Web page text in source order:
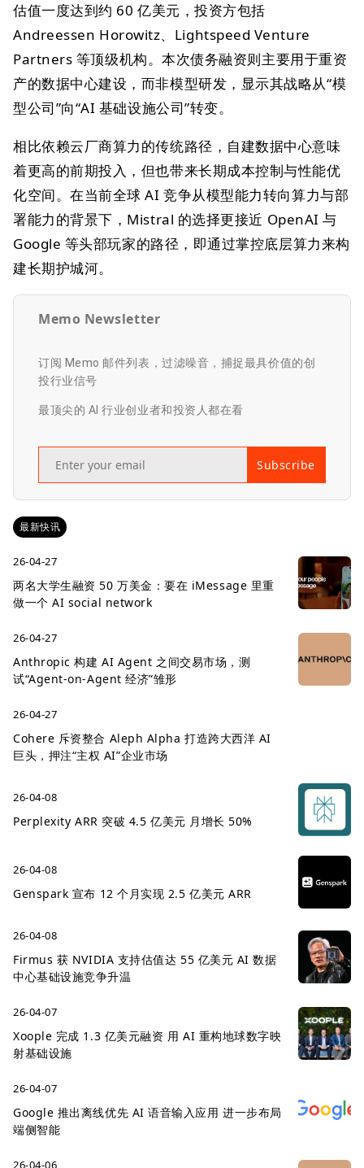
估值一度达到约 60 亿美元，投资方包括
Andreessen Horowitz、Lightspeed Venture
Partners 等顶级机构。本次债务融资则主要用于重资
产的数据中心建设，而非模型研发，显示其战略从“模
型公司”向“AI 基础设施公司”转变。
相比依赖云厂商算力的传统路径，自建数据中心意味
着更高的前期投入，但也带来长期成本控制与性能优
化空间。在当前全球 AI 竞争从模型能力转向算力与部
署能力的背景下，Mistral 的选择更接近 OpenAI 与
Google 等头部玩家的路径，即通过掌控底层算力来构
建长期护城河。
Memo Newsletter
订阅 Memo 邮件列表，过滤噪音，捕捉最具价值的创
投行业信号
最顶尖的 AI 行业创业者和投资人都在看
Subscribe
最新快讯
26-04-27
两名大学生融资 50 万美金：要在 iMessage 里重
做一个 AI social network
26-04-27
Anthropic 构建 AI Agent 之间交易市场，测
试“Agent-on-Agent 经济”雏形
26-04-27
Cohere 斥资整合 Aleph Alpha 打造跨大西洋 AI
巨头，押注“主权 AI”企业市场
26-04-08
Perplexity ARR 突破 4.5 亿美元 月增长 50%
26-04-08
Genspark 宣布 12 个月实现 2.5 亿美元 ARR
26-04-08
Firmus 获 NVIDIA 支持估值达 55 亿美元 AI 数据
中心基础设施竞争升温
26-04-07
Xoople 完成 1.3 亿美元融资 用 AI 重构地球数字映
射基础设施
26-04-07
Google 推出离线优先 AI 语音输入应用 进一步布局
端侧智能
26-04-06